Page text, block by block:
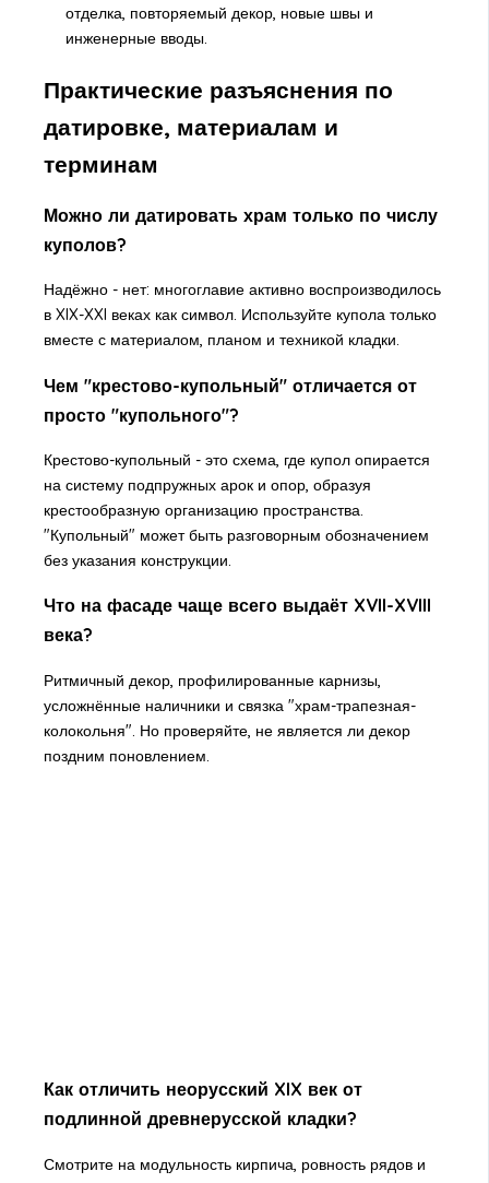
отделка, повторяемый декор, новые швы и
инженерные вводы.
Практические разъяснения по
датировке, материалам и
терминам
Можно ли датировать храм только по числу
куполов?
Надёжно - нет: многоглавие активно воспроизводилось
в XIX-XXI веках как символ. Используйте купола только
вместе с материалом, планом и техникой кладки.
Чем "крестово-купольный" отличается от
просто "купольного"?
Крестово-купольный - это схема, где купол опирается
на систему подпружных арок и опор, образуя
крестообразную организацию пространства.
"Купольный" может быть разговорным обозначением
без указания конструкции.
Что на фасаде чаще всего выдаёт XVII-XVIII
века?
Ритмичный декор, профилированные карнизы,
усложнённые наличники и связка "храм-трапезная-
колокольня". Но проверяйте, не является ли декор
поздним поновлением.
Как отличить неорусский XIX век от
подлинной древнерусской кладки?
Смотрите на модульность кирпича, ровность рядов и